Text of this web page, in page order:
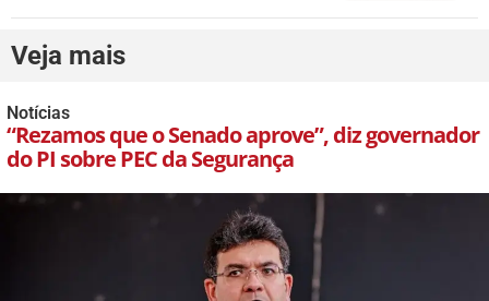
Veja mais
Notícias
“Rezamos que o Senado aprove”, diz governador
do PI sobre PEC da Segurança